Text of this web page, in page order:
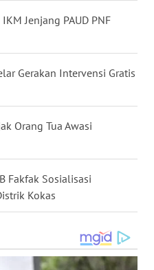
Jenjang PAUD PNF
Gerakan Intervensi Gratis
Orang Tua Awasi
Fakfak Sosialisasi
Kokas